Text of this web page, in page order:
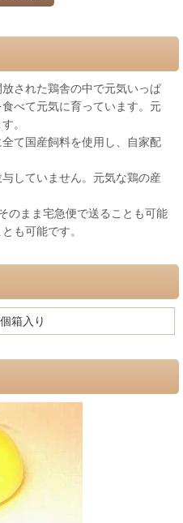
された鶏舎の中で元気いっぱ
べて元気に育っています。元
。
て国産飼料を使用し、自家配
していません。元気な鶏の産
まま宅急便で送ることも可能
も可能です。
箱入り